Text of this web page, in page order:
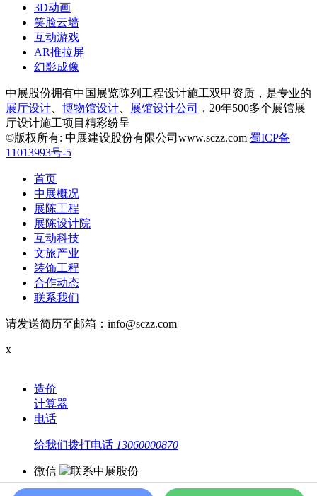
3D动画
笑脸云墙
互动游戏
AR推拉屏
幻影成像
中展股份拥有中国展览陈列工程设计施工双甲资质，是专业的
展厅设计
博物馆设计 展馆设计公司
，20年500多个展馆展
厅设计施工项目精彩纷呈
©版权所有: 中展建设股份有限公司www.sczz.com 蜀ICP备
11013993号-5
首页
中展概况
展陈工程
展陈设计院
互动科技
文旅产业
装饰工程
合作动态
联系我们
请发送简历至邮箱：info@sczz.com
x
造价
计算器
电话
给我们拨打电话 13060000870
微信